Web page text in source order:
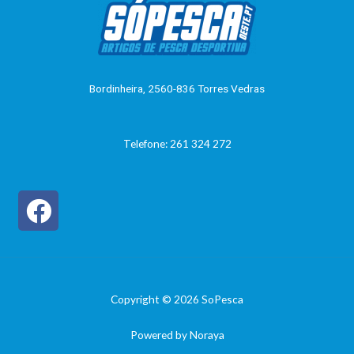
Bordinheira, 2560-836 Torres Vedras
Telefone: 261 324 272
Copyright © 2026 SoPesca
Powered by Noraya